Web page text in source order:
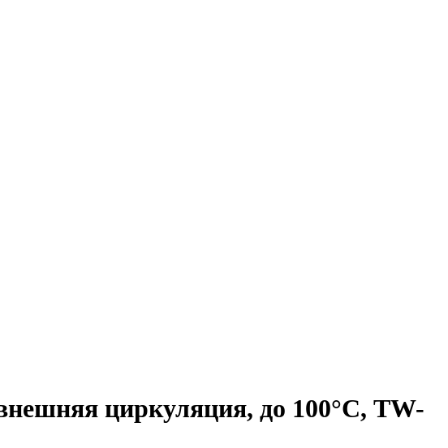
циркуляция, до 100°С, TW-